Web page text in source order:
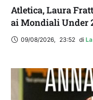
Atletica, Laura
ai Mondiali Under
09/08/2026, 23:52 di